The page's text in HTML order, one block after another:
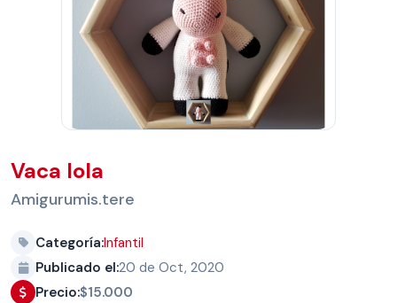
Vaca lola
Amigurumis.tere
Categoría:Infantil
Publicado el:20 de Oct, 2020
Precio:$15.000